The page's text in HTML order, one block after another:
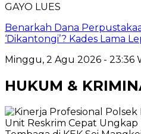
GAYO LUES
Benarkah Dana
‘Dikantongi’? Kades Lama
Minggu, 2 Agu 2026 - 23:36
HUKUM &